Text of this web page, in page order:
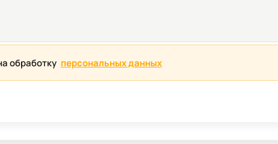
обработку персональных данных